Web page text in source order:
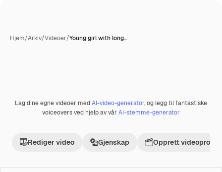
Hjem/Arkiv/Videoer/Young girl with long…
PremiumAI-generert
Lag dine egne videoer medAI-video-generator, og legg til fantastiske
voiceovers ved hjelp av vår AI-stemme-generator
Rediger video Gjenskap Opprett